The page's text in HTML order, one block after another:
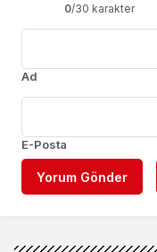
0/30 karakter
Ad
E-Posta
Yorum Gönder